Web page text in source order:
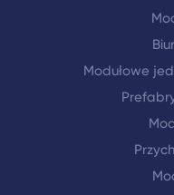
Modułowe